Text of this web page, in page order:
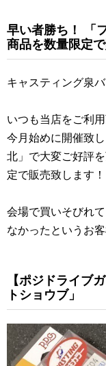
早い者勝ち！ 「
商品を数量限定
キャスティング泉
いつも当店をご利
今月始めに開催致
北」で大変ご好評
定で販売致します！
会場で買いそびれ
なかったというお
【ポジドライブ
トショウブ」